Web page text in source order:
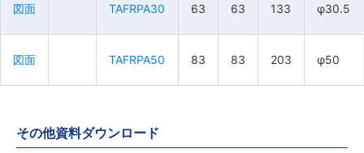
図面 TAFRPA30 63 63 133 φ30.5
図面 TAFRPA50 83 83 203 φ50
図面 TAFRPA30 63 63 133 φ30.5
図面 TAFRPA50 83 83 203 φ50
図面 TAFRPA30 63 63 133 φ30.5
図面 TAFRPA50 83 83 203 φ50
図面 TAFRPA30 63 63 133 φ30.5
図面 TAFRPA50 83 83 203 φ50
その他資料ダウンロード